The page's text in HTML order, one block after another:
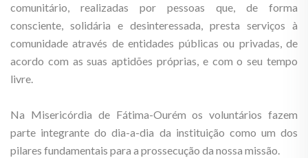
comunitário, realizadas por pessoas que, de forma
consciente, solidária e desinteressada, presta serviços à
comunidade através de entidades públicas ou privadas, de
acordo com as suas aptidões próprias, e com o seu tempo
livre.
Na Misericórdia de Fátima-Ourém os voluntários fazem
parte integrante do dia-a-dia da instituição como um dos
pilares fundamentais para a prossecução da nossa missão.